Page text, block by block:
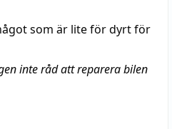
som är lite för dyrt för
inte råd att reparera bilen